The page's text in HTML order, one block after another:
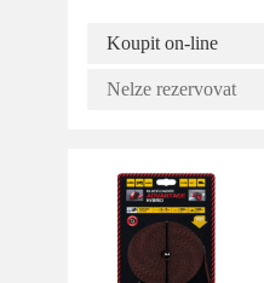
Koupit on-line
Nelze rezervovat